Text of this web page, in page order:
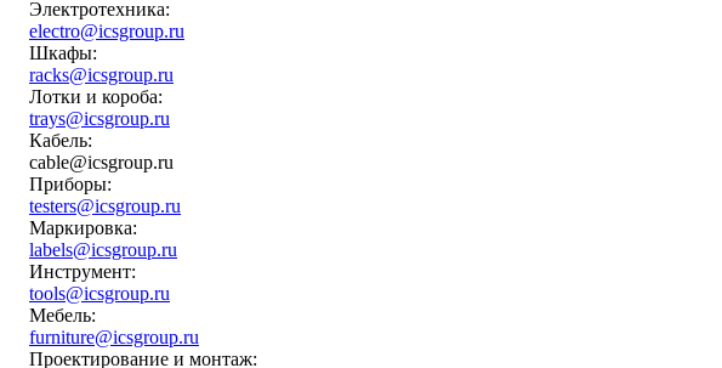
Электротехника:
electro@icsgroup.ru
Шкафы:
racks@icsgroup.ru
Лотки и короба:
trays@icsgroup.ru
Кабель:
cable@icsgroup.ru
Приборы:
testers@icsgroup.ru
Маркировка:
labels@icsgroup.ru
Инструмент:
tools@icsgroup.ru
Мебель:
furniture@icsgroup.ru
Проектирование и монтаж: